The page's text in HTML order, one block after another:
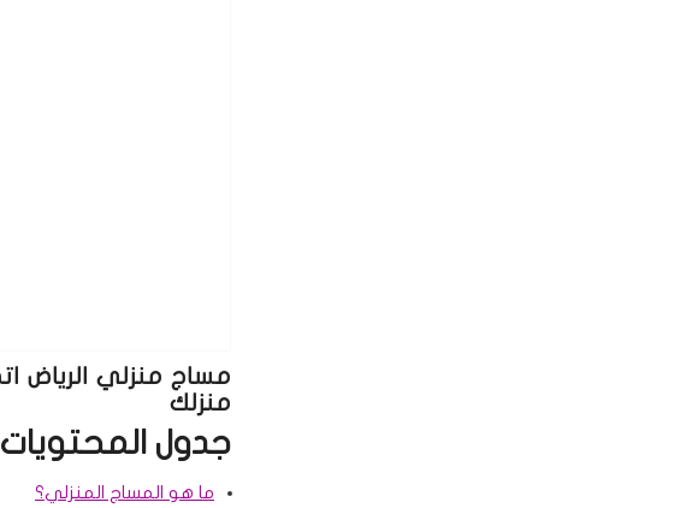
منزلك
جدول المحتويات
ما هو المساج المنزلي؟